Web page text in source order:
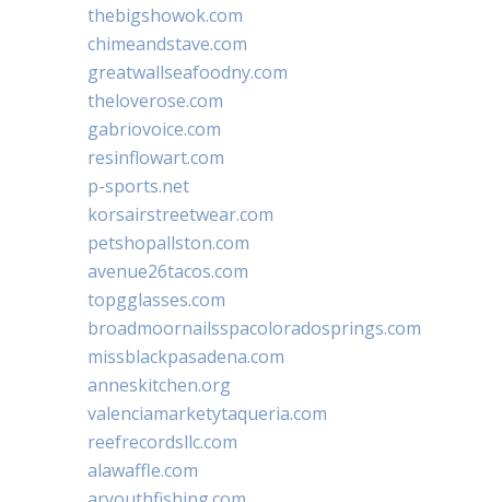
thebigshowok.com
chimeandstave.com
greatwallseafoodny.com
theloverose.com
gabriovoice.com
resinflowart.com
p-sports.net
korsairstreetwear.com
petshopallston.com
avenue26tacos.com
topgglasses.com
broadmoornailsspacoloradosprings.com
missblackpasadena.com
anneskitchen.org
valenciamarketytaqueria.com
reefrecordsllc.com
alawaffle.com